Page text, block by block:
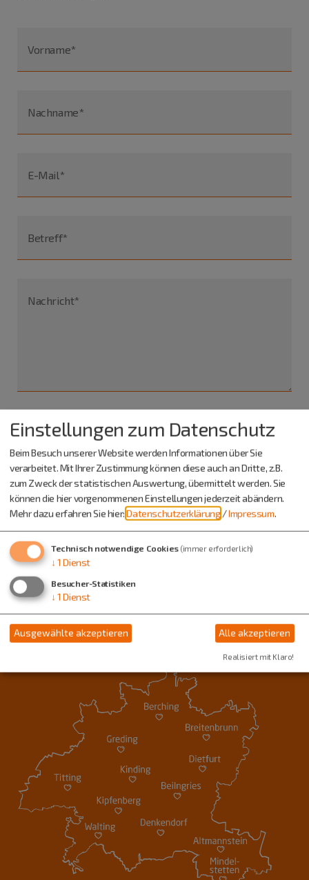
Vorname*
Nachname*
E-Mail*
Betreff*
Nachricht*
Ich habe die Datenschutzerklärung gelesenund bin
Absenden
*) Pflichtfeld
Eine Kopie dieser E-Mail wird an Ihre Adresse verschickt.
Einstellungen zum Datenschutz
Beim Besuch unserer Website werden Informationen über Sie
verarbeitet. Mit Ihrer Zustimmung können diese auch an Dritte, z.B.
zum Zweck der statistischen Auswertung, übermittelt werden. Sie
können die hier vorgenommenen Einstellungen jederzeit abändern.
Mehr dazu erfahren Sie hier:Datenschutzerklärung /Impressum.
Technisch notwendige Cookies (immer erforderlich)
↓ 1 Dienst
Besucher-Statistiken
↓ 1 Dienst
Ausgewählte akzeptieren Alle akzeptieren
Realisiert mit Klaro!